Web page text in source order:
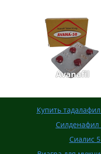
Avanafil
Купить
Силденафил
Сиалис